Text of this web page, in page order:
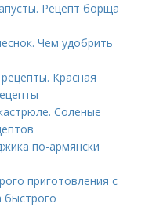
Рецепт борща
Чем удобрить
Красная
Соленые
по-армянски
приготовления с
быстрого